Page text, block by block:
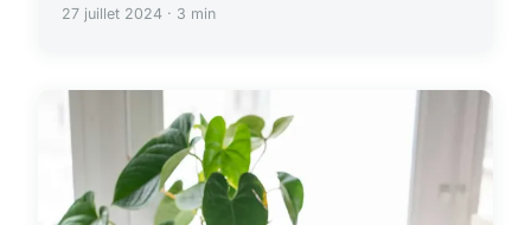
27 juillet 2024 · 3 min